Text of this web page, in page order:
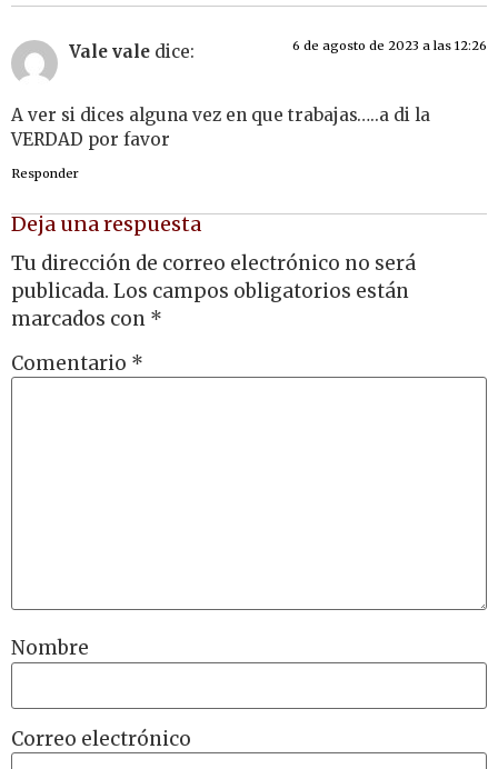
Vale vale dice: 6 de agosto de 2023 a las 12:26
A ver si dices alguna vez en que trabajas…..a di la
VERDAD por favor
Responder
Deja una respuesta
Tu dirección de correo electrónico no será
publicada. Los campos obligatorios están
marcados con *
Comentario *
Nombre
Correo electrónico